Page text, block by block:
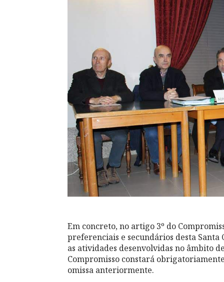
Em concreto, no artigo 3º do
preferenciais e secundários desta
as atividades desenvolvidas no âmbito
Compromisso constará
omissa anteriormente.